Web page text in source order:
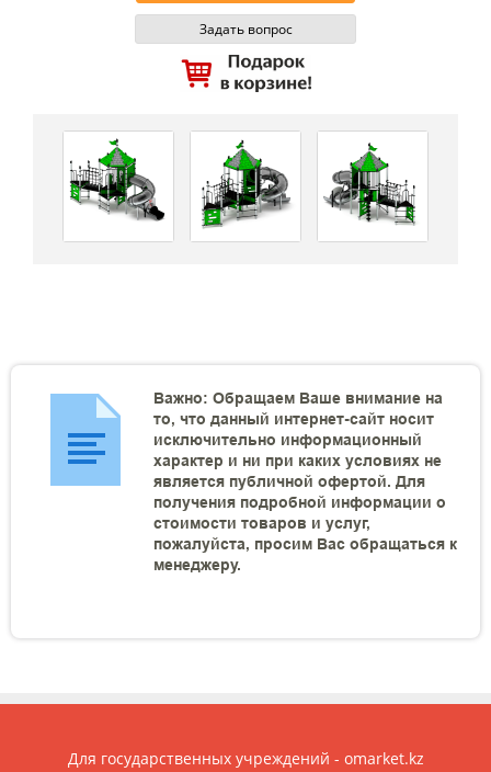
Задать вопрос
Важно: Обращаем Ваше внимание на
то, что данный интернет-сайт носит
исключительно информационный
характер и ни при каких условиях не
является публичной офертой. Для
получения подробной информации о
стоимости товаров и услуг,
пожалуйста, просим Вас обращаться к
менеджеру.
Для государственных учреждений - omarket.kz